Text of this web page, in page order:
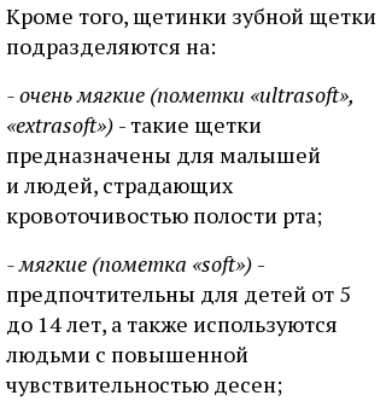
Кроме того, щетинки зубной щетки
подразделяются на:
- очень мягкие (пометки «ultrasoft»,
«extrasoft») - такие щетки
предназначены для малышей
и людей, страдающих
кровоточивостью полости рта;
- мягкие (пометка «soft») -
предпочтительны для детей от 5
до 14 лет, а также используются
людьми с повышенной
чувствительностью десен;